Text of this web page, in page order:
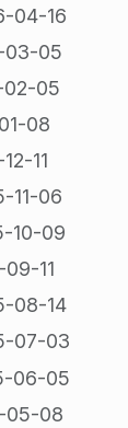
04-16
03-05
02-05
08
11
11-06
10-09
11
08-14
07-03
06-05
05-08